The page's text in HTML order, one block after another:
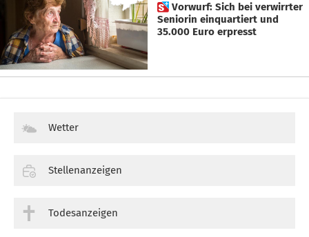
 Vorwurf: Sich bei verwirrter
Seniorin einquartiert und
35.000 Euro erpresst
Wetter
Stellenanzeigen
Todesanzeigen